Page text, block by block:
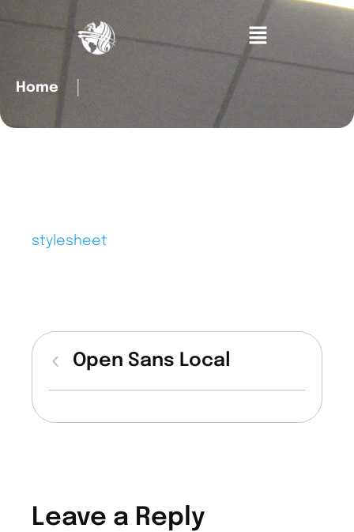
Home
stylesheet
Open Sans Local
Leave a Reply